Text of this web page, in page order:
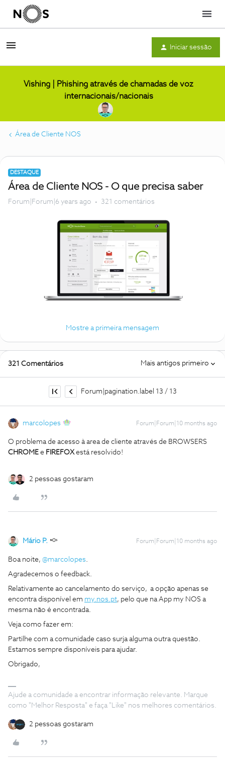
Menu
Iniciar sessão
Vishing | Phishing através de chamadas de voz
internacionais/nacionais
Área de Cliente NOS
DESTAQUE
Área de Cliente NOS - O que precisa saber
Forum|Forum|6 years ago 321 comentários
Mostre a primeira mensagem
321 Comentários Mais antigos primeiro
Forum|pagination.label 13 / 13
marcolopes Forum|Forum|10 months ago
O problema de acesso à area de cliente através de BROWSERS
CHROME e FIREFOXestá resolvido!
2 pessoas gostaram
Mário P. Forum|Forum|10 months ago
Boa noite, ​ @marcolopes.
Agradecemos o feedback.
Relativamente ao cancelamento do serviço, a opção apenas se
encontra disponível em my.nos.pt, pelo que na App my NOS a
mesma não é encontrada.
Veja como fazer em:
Partilhe com a comunidade caso surja alguma outra questão.
Estamos sempre disponíveis para ajudar.
Obrigado,
Ajude a comunidade a encontrar informação relevante. Marque
como "Melhor Resposta" e faça "Like" nos melhores comentários.
2 pessoas gostaram